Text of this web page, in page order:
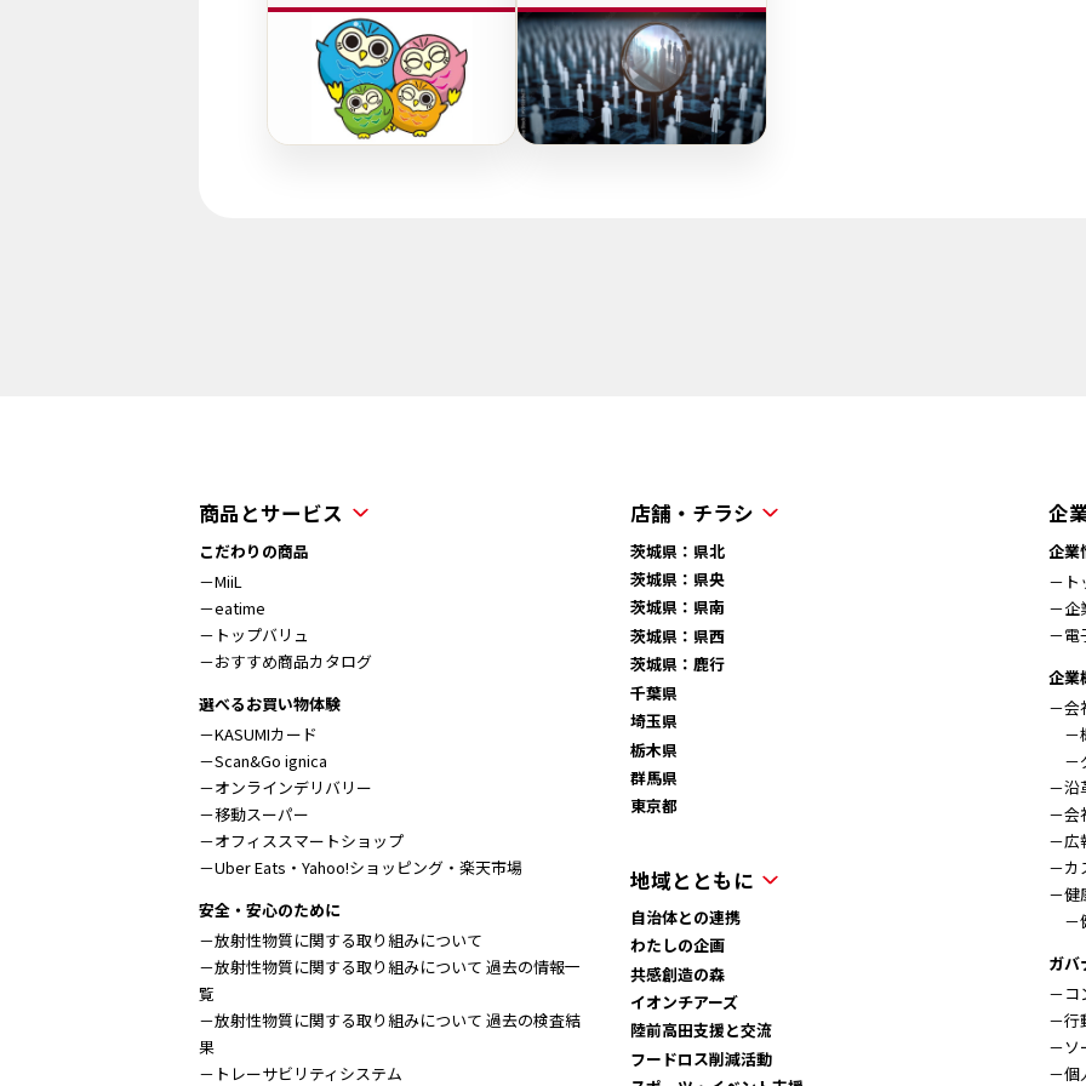
商品とサービス
こだわりの商品
－MiiL
－eatime
－トップバリュ
－おすすめ商品カタログ
選べるお買い物体験
－KASUMIカード
－Scan&Go ignica
－オンラインデリバリー
－移動スーパー
－オフィススマートショップ
－Uber Eats・Yahoo!ショッピング・楽天市場
安全・安心のために
－放射性物質に関する取り組みについて
－放射性物質に関する取り組みについて 過去の情報一
覧
－放射性物質に関する取り組みについて 過去の検査結
果
－トレーサビリティシステム
店舗・チラシ
茨城県：県北
茨城県：県央
茨城県：県南
茨城県：県西
茨城県：鹿行
千葉県
埼玉県
栃木県
群馬県
東京都
地域とともに
自治体との連携
わたしの企画
共感創造の森
イオンチアーズ
陸前高田支援と交流
フードロス削減活動
企
企業
－ト
－企
－電
企業
－会
－
－
－沿
－会
－広
－カ
－健
－
ガバ
－コ
－行
－ソ
－個